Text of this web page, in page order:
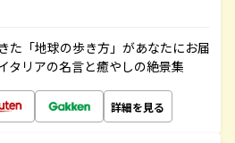
た「地球の歩き方」があなたにお届
タリアの名言と癒やしの絶景集
詳細を見る